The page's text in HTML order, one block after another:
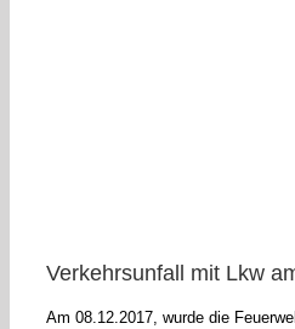
Verkehrsunfall mit Lkw
Am 08.12.2017, wurde die